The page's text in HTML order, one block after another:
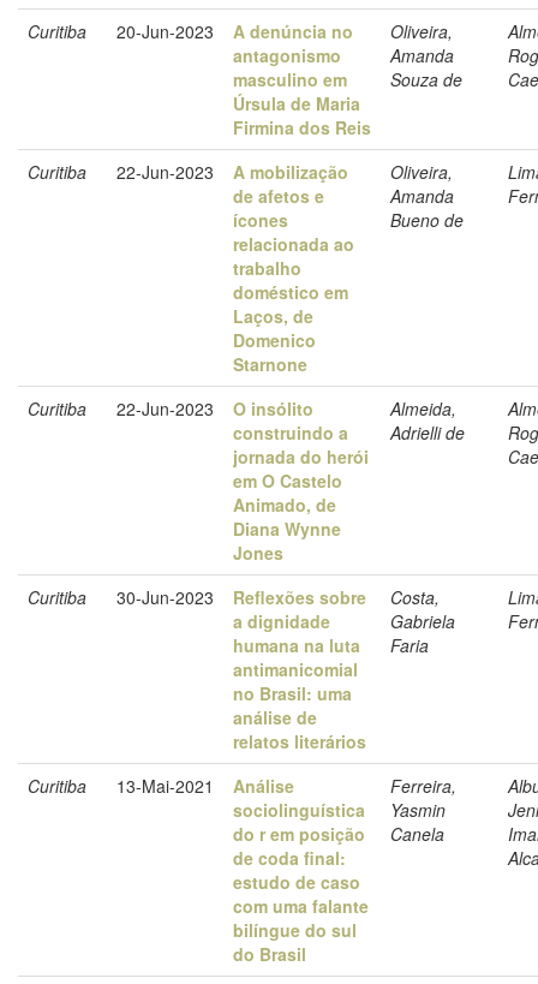
Curitiba 20-Jun-2023
A denúncia no
antagonismo
masculino em
Úrsula de Maria
Firmina dos Reis
Oliveira,
Amanda
Souza de
Curitiba 22-Jun-2023
A mobilização
de afetos e
ícones
relacionada ao
trabalho
doméstico em
Laços, de
Domenico
Starnone
Oliveira,
Amanda
Bueno de
Curitiba 22-Jun-2023
O insólito
construindo a
jornada do herói
em O Castelo
Animado, de
Diana Wynne
Jones
Almeida,
Adrielli de
Curitiba 30-Jun-2023
Reflexões sobre
a dignidade
humana na luta
antimanicomial
no Brasil: uma
análise de
relatos literários
Costa,
Gabriela
Faria
Curitiba 13-Mai-2021
Análise
sociolinguística
do r em posição
de coda final:
estudo de caso
com uma falante
bilíngue do sul
do Brasil
Ferreira,
Yasmin
Canela